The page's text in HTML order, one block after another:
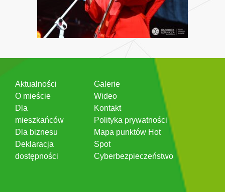
Aktualności
O mieście
Dla
mieszkańców
Dla biznesu
Deklaracja
dostępności
Galerie
Wideo
Kontakt
Polityka prywatności
Mapa punktów Hot
Spot
Cyberbezpieczeństwo